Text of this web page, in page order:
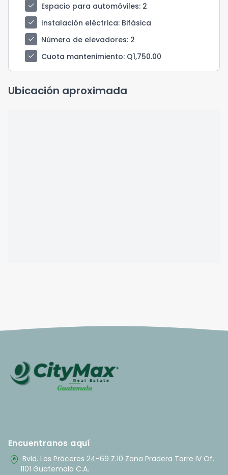
check
Espacio para automóviles: 2
check
Instalación eléctrica: Bifásica
check
Número de elevadores: 2
check
Cuota mantenimiento: Q1,750.00
Ubicación aproximada
Encuentranos aquí
home_pin Bvld. Los Próceres 24-69 Z.10 Zona Pradera Torre IV Of.
1101 Guatemala C.A.